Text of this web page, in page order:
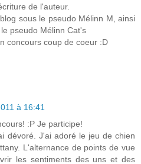
de l'auteur.
sous le pseudo Mélinn M, ainsi
pseudo Mélinn Cat's
concours coup de coeur :D
à 16:41
:P Je participe!
dévoré. J'ai adoré le jeu de chien
L'alternance de points de vue
les sentiments des uns et des